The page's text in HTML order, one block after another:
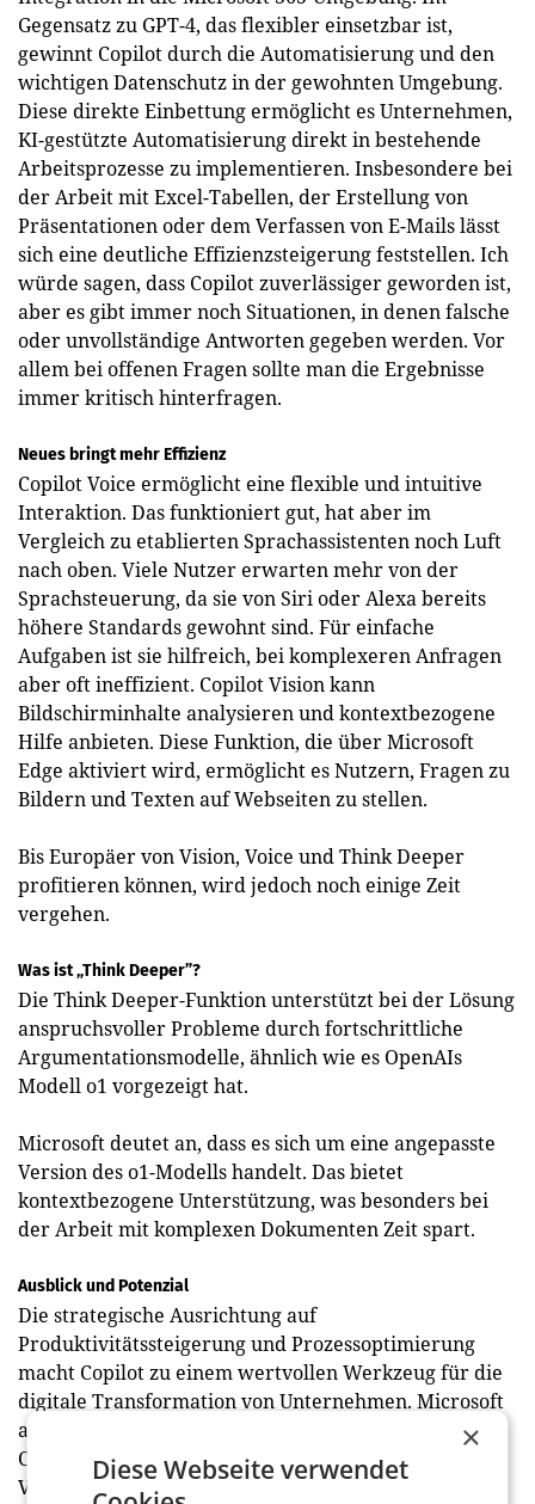
Gegensatz zu GPT-4, das flexibler einsetzbar ist,
gewinnt Copilot durch die Automatisierung und den
wichtigen Datenschutz in der gewohnten Umgebung.
Diese direkte Einbettung ermöglicht es Unternehmen,
KI-gestützte Automatisierung direkt in bestehende
Arbeitsprozesse zu implementieren. Insbesondere bei
der Arbeit mit Excel-Tabellen, der Erstellung von
Präsentationen oder dem Verfassen von E-Mails lässt
sich eine deutliche Effizienzsteigerung feststellen. Ich
würde sagen, dass Copilot zuverlässiger geworden ist,
aber es gibt immer noch Situationen, in denen falsche
oder unvollständige Antworten gegeben werden. Vor
allem bei offenen Fragen sollte man die Ergebnisse
immer kritisch hinterfragen.
Neues bringt mehr Effizienz
Copilot Voice ermöglicht eine flexible und intuitive
Interaktion. Das funktioniert gut, hat aber im
Vergleich zu etablierten Sprachassistenten noch Luft
nach oben. Viele Nutzer erwarten mehr von der
Sprachsteuerung, da sie von Siri oder Alexa bereits
höhere Standards gewohnt sind. Für einfache
Aufgaben ist sie hilfreich, bei komplexeren Anfragen
aber oft ineffizient. Copilot Vision kann
Bildschirminhalte analysieren und kontextbezogene
Hilfe anbieten. Diese Funktion, die über Microsoft
Edge aktiviert wird, ermöglicht es Nutzern, Fragen zu
Bildern und Texten auf Webseiten zu stellen.
Bis Europäer von Vision, Voice und Think Deeper
profitieren können, wird jedoch noch einige Zeit
vergehen.
Was ist „Think Deeper”?
Die Think Deeper-Funktion unterstützt bei der Lösung
anspruchsvoller Probleme durch fortschrittliche
Argumentationsmodelle, ähnlich wie es OpenAIs
Modell o1 vorgezeigt hat.
Microsoft deutet an, dass es sich um eine angepasste
Version des o1-Modells handelt. Das bietet
kontextbezogene Unterstützung, was besonders bei
der Arbeit mit komplexen Dokumenten Zeit spart.
Ausblick und Potenzial
Die strategische Ausrichtung auf
Produktivitätssteigerung und Prozessoptimierung
macht Copilot zu einem wertvollen Werkzeug für die
digitale Transformation von Unternehmen. Microsoft
arbeitet kontinuierlich an der Verbesserung von
Copilot und dem Ausbau der weltweiten
Verfügbarkeit. Während einige Funktionen noch
×
Diese Webseite verwendet